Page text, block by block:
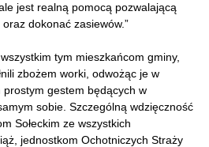
jest realną pomocą pozwalającą
dokonać zasiewów.”
tym mieszkańcom gminy,
zbożem worki, odwożąc je w
gestem będących w
sobie. Szczególną wdzięczność
Sołeckim ze wszystkich
jednostkom Ochotniczych Straży